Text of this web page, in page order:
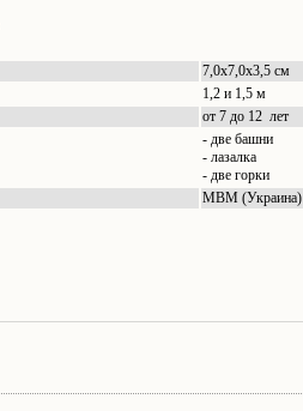
7,0х7,0х3,5 см
1,2 и 1,5 м
от 7 до 12 лет
- две башни
- лазалка
- две горки
МВМ (Украина)